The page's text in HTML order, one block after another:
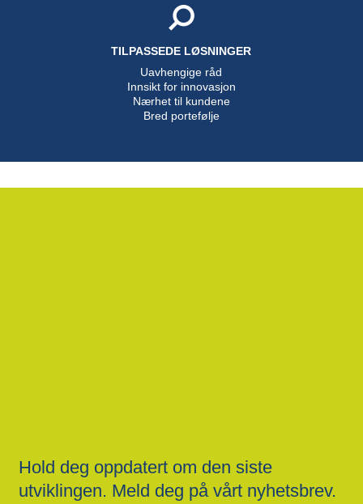
TILPASSEDE LØSNINGER
Uavhengige råd
Innsikt for innovasjon
Nærhet til kundene
Bred portefølje
Hold deg oppdatert om den siste
utviklingen. Meld deg på vårt nyhetsbrev.